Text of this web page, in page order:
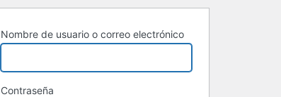
Nombre de usuario o correo electrónico
Contraseña